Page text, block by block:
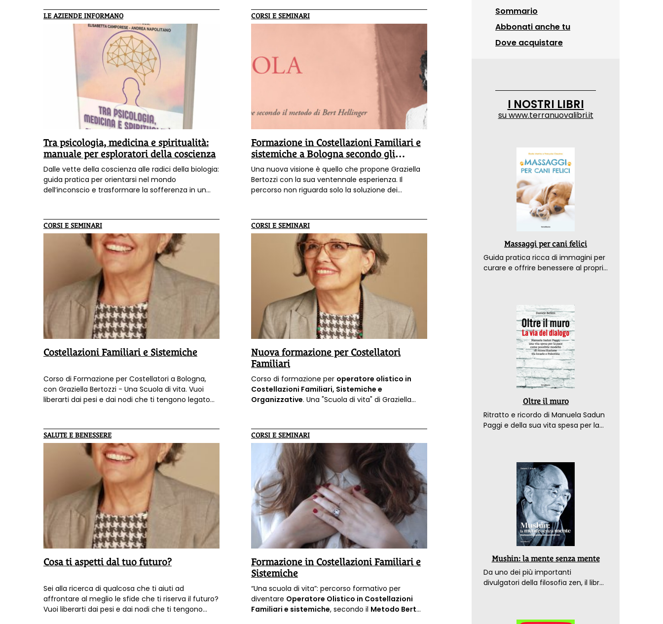
LE AZIENDE INFORMANO
Tra psicologia, medicina e spiritualità:
manuale per esploratori della coscienza
Dalle vette della coscienza alle radici della biologia:
guida pratica per orientarsi nel mondo
dell’inconscio e trasformare la sofferenza in un
rigore della clinica incontra la profondità del sacro.
CORSI E SEMINARI
Formazione in Costellazioni Familiari e
sistemiche a Bologna secondo gli
insegnamenti del Maestro Bert
Hellinger
Una nuova visione è quello che propone Graziella
Bertozzi con la sua ventennale esperienza. Il
percorso non riguarda solo la soluzione dei
coloro che desiderano approfondire e fare
chiarezza sui legami familiari e a tutti quei
professionisti che già lavorano nella relazione
d’aiuto che sentono il bisogno di integrare la loro
pratica professionale con un metodo straordinario
e all’avanguardia.
CORSI E SEMINARI
Costellazioni Familiari e Sistemiche
Corso di Formazione per Costellatori a Bologna,
con Graziella Bertozzi - Una Scuola di vita. Vuoi
liberarti dai pesi e dai nodi che ti tengono legato
professione di relazione d’aiuto? DaFebbraioè
possibile iniziare un nuovoPercorso Formativo in
Costellazioni familiari, sistemiche e
organizzative.
CORSI E SEMINARI
Nuova formazione per Costellatori
Familiari
Corso di formazione per operatore olistico in
Costellazioni Familiari, Sistemiche e
Organizzative. Una "Scuola di vita" di Graziella
SALUTE E BENESSERE
Cosa ti aspetti dal tuo futuro?
Sei alla ricerca di qualcosa che ti aiuti ad
affrontare al meglio le sfide che ti riserva il futuro?
Vuoi liberarti dai pesi e dai nodi che ti tengono
CORSI E SEMINARI
Formazione in Costellazioni Familiari e
Sistemiche
“Una scuola di vita”: percorso formativo per
diventare Operatore Olistico in Costellazioni
Familiari e sistemiche, secondo il Metodo Bert
Sommario
Abbonati anche tu
Dove acquistare
I NOSTRI LIBRI
suwww.terranuovalibri.it
Massaggi per cani felici
Guida pratica ricca di immagini per
curare e offrire benessere al proprio
Oltre il muro
Ritratto e ricordo di Manuela Sadun
Paggi e della sua vita spesa per la
Mushin: la mente senza mente
Da uno dei più importanti
divulgatori della filosofia zen, il libro